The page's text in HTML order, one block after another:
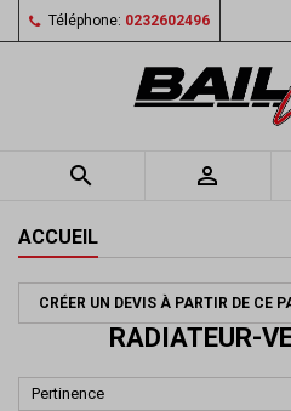
Téléphone: 0232602496
 
ACCUEIL
CRÉER UN DEVIS À PARTIR DE CE
RADIATEUR-
Pertinence